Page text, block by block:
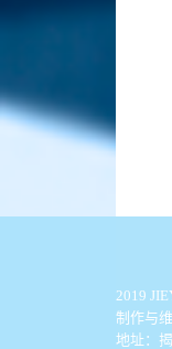
2019
制作与
地址：